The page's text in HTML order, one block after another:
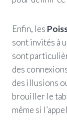
Enfin, les
sont invités à
sont
des
des illusions
brouiller le
même si